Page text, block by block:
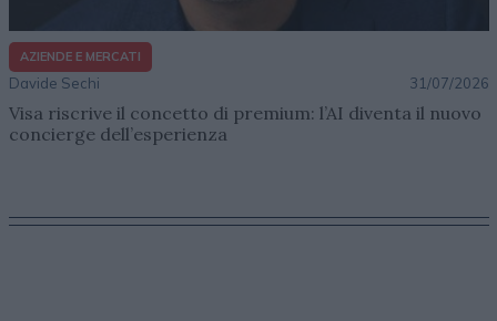
AZIENDE E MERCATI
Davide Sechi 31/07/2026
Visa riscrive il concetto di premium: l’AI diventa il nuovo
concierge dell’esperienza